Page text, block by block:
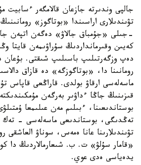
جالپى وندىرتە جازعان قالامگەر ءسابيت
-جىلى «جۇمباق جالاۋ» دەگەن اتپەن
كەيىن وقىرمانداردىڭ سۇراۋىمەن قايتا
دەپ وزگەرتىلىپ باسىلىپ شىقتى. بۇعان
رومانىنا دا، «بوتاگوزگە» دە قازاق
ماسەلەسى ارقاۋ بولدى. قاراڭعى قاپاس
قىزىنىڭ جاڭا ءداۋىر بەرگەن
بوستاندىعىنا، ءبىلىم مەن عىلىمعا
تەڭدىگى، بوستاندىعى ماسەلەسى - تەك
تۋىندىلارىنا عانا ەمەس، سوناۋ العاشقى
«قامار سۇلۋ» ت. ب. شىعارمالاردىڭ دا
يدەياسى ەدى عوي.